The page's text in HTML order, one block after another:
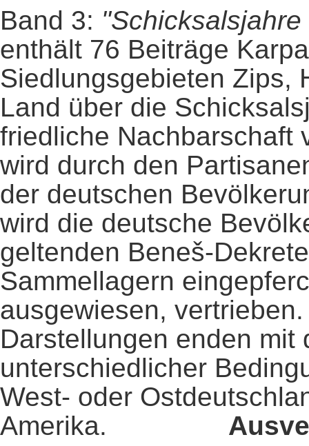
Band 3:
enthält 76 Beiträge
Siedlungsgebieten Zips,
Land über die
friedliche Nachbarschaft
wird durch den
der deutschen
wird die deutsche
geltenden Beneš-
Sammellagern
ausgewiesen,
Darstellungen enden
unterschiedlicher
West- oder
Amerika.